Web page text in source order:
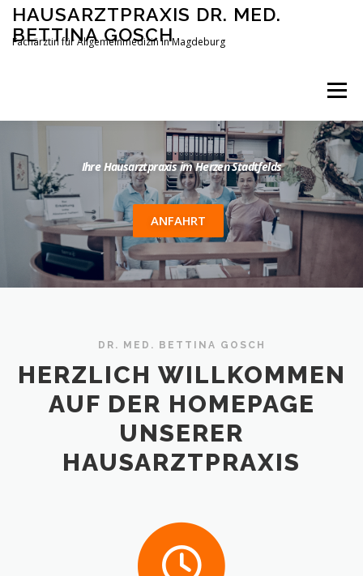
Zum
Inhalt
springen
HAUSARZTPRAXIS DR. MED.
BETTINA GOSCH
Fachärztin für Allgemeinmedizin in Magdeburg
Menü
STARTSEITE ANFAHRT IMPRESSUM
DATENSCHUTZERKLÄRUNG
Ihre Hausarztpraxis im Herzen Stadtfelds
ANFAHRT
DR. MED. BETTINA GOSCH
HERZLICH WILLKOMMEN
AUF DER HOMEPAGE
UNSERER
HAUSARZTPRAXIS